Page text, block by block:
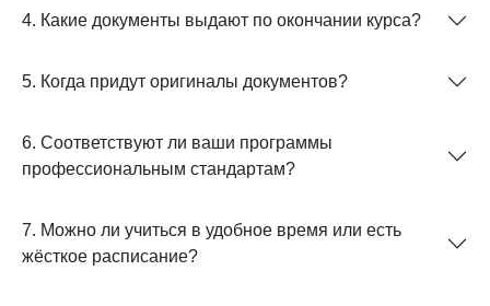
4. Какие документы выдают по окончании курса?
5. Когда придут оригиналы документов?
6. Соответствуют ли ваши программы
профессиональным стандартам?
7. Можно ли учиться в удобное время или есть
жёсткое расписание?